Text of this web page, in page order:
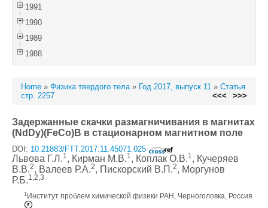
1991
1990
1989
1988
Home » Физика твердого тела» Год 2017, выпуск 11 » Статья
стр. 2257
<<< >>>
Задержанные скачки размагничивания в магнитах
(NdDy)(FeCo)B в стационарном магнитном поле
DOI: 10.21883/FTT.2017.11.45071.025
Львова Г.Л.1, Кирман М.В.1, Коплак О.В.1, Кучеряев
В.В.2, Валеев Р.А.2, Пискорский В.П.2, Моргунов
Р.Б.1,2,3
1 Институт проблем химической физики РАН, Черноголовка, Россия